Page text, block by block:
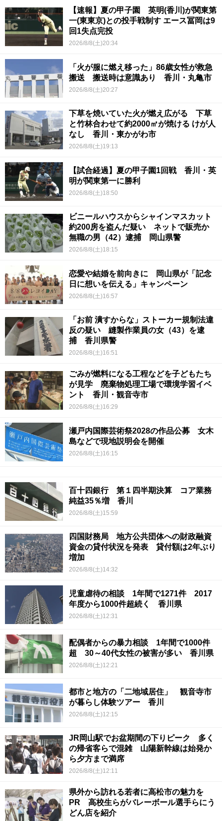
【速報】夏の甲子園 英明(香川)が関東第
一(東東京)との投手戦制す エース冨岡は9
回1失点完投
2026/8/8(土)20:34
「火が服に燃え移った」86歳女性が救急
搬送 搬送時は意識あり 香川・丸亀市
2026/8/8(土)20:27
下草を焼いていた火が燃え広がる 下草
と竹林合わせて約2000㎡が焼ける けが人
なし 香川・東かがわ市
2026/8/8(土)19:13
【試合経過】夏の甲子園1回戦 香川・英
明が関東第一に勝利
2026/8/8(土)18:50
ビニールハウスからシャインマスカット
約200房を盗んだ疑い ネットで販売か
無職の男（42）逮捕 岡山県警
2026/8/8(土)18:15
恋愛や結婚を前向きに 岡山県が「記念
日に想いを伝える」キャンペーン
2026/8/8(土)16:57
「お前 潰すからな」ストーカー規制法違
反の疑い 縫製作業員の女（43）を逮
捕 香川県警
2026/8/8(土)16:51
ごみが燃料になる工程などを子どもたち
が見学 廃棄物処理工場で環境学習イベ
ント 香川・観音寺市
2026/8/8(土)16:29
瀬戸内国際芸術祭2028の作品公募 女木
島などで現地説明会を開催
2026/8/8(土)16:15
百十四銀行 第１四半期決算 コア業務
純益35％増 香川
2026/8/8(土)15:59
四国財務局 地方公共団体への財政融資
資金の貸付状況を発表 貸付額は2年ぶり
増加
2026/8/8(土)14:32
児童虐待の相談 1年間で1271件 2017
年度から1000件超続く 香川県
2026/8/8(土)12:31
配偶者からの暴力相談 1年間で1000件
超 30～40代女性の被害が多い 香川県
2026/8/8(土)12:21
都市と地方の「二地域居住」 観音寺市
が暮らし体験ツアー 香川
2026/8/8(土)12:15
JR岡山駅でお盆期間の下りピーク 多く
の帰省客らで混雑 山陽新幹線は始発か
ら夕方まで満席
2026/8/8(土)12:11
県外から訪れる若者に高松市の魅力を
PR 高校生らがバレーボール選手らにう
どん店を紹介